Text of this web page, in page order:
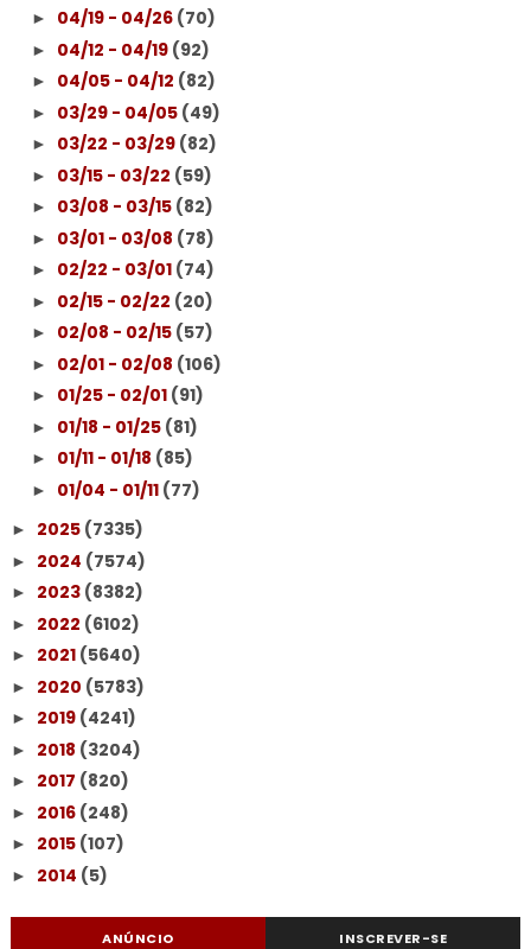
► 04/19 - 04/26 (70)
► 04/12 - 04/19 (92)
► 04/05 - 04/12 (82)
► 03/29 - 04/05 (49)
► 03/22 - 03/29 (82)
► 03/15 - 03/22 (59)
► 03/08 - 03/15 (82)
► 03/01 - 03/08 (78)
► 02/22 - 03/01 (74)
► 02/15 - 02/22 (20)
► 02/08 - 02/15 (57)
► 02/01 - 02/08 (106)
► 01/25 - 02/01 (91)
► 01/18 - 01/25 (81)
► 01/11 - 01/18 (85)
► 01/04 - 01/11 (77)
► 2025 (7335)
► 2024 (7574)
► 2023 (8382)
► 2022 (6102)
► 2021 (5640)
► 2020 (5783)
► 2019 (4241)
► 2018 (3204)
► 2017 (820)
► 2016 (248)
► 2015 (107)
► 2014 (5)
ANÚNCIO INSCREVER-SE